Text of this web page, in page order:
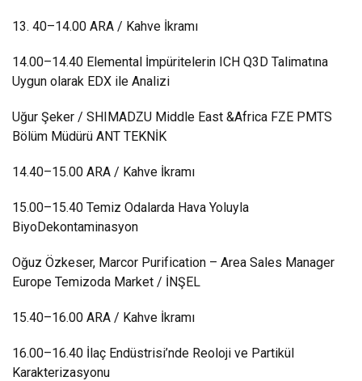
13. 40–14.00 ARA / Kahve İkramı
14.00–14.40 Elemental İmpüritelerin ICH Q3D Talimatına
Uygun olarak EDX ile Analizi
Uğur Şeker / SHIMADZU Middle East &Africa FZE PMTS
Bölüm Müdürü ANT TEKNİK
14.40–15.00 ARA / Kahve İkramı
15.00–15.40 Temiz Odalarda Hava Yoluyla
BiyoDekontaminasyon
Oğuz Özkeser, Marcor Purification – Area Sales Manager
Europe Temizoda Market / İNŞEL
15.40–16.00 ARA / Kahve İkramı
16.00–16.40 İlaç Endüstrisi’nde Reoloji ve Partikül
Karakterizasyonu